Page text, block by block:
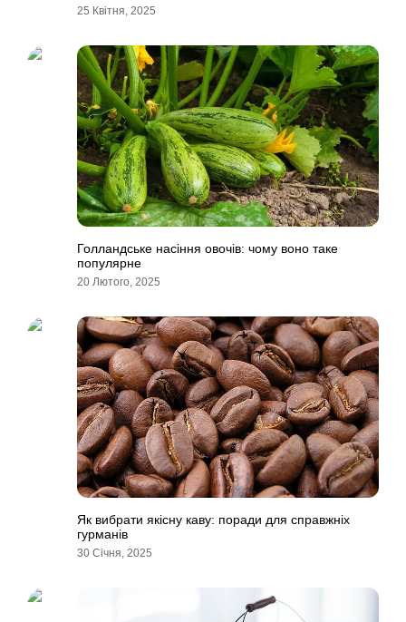
25 Квітня, 2025
Голландське насіння овочів: чому воно таке
популярне
20 Лютого, 2025
Як вибрати якісну каву: поради для справжніх
гурманів
30 Січня, 2025